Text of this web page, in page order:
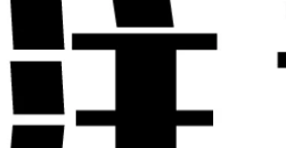
10 Rolls tiếng Anh
Dừng tiếng Đức
Cảnh báo Ngôn ngữ
199,000